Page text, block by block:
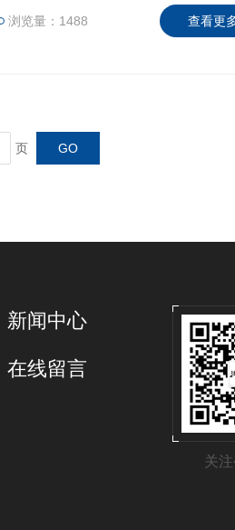
浏览量：1488 查看更
页
关
新闻中心
在线留言